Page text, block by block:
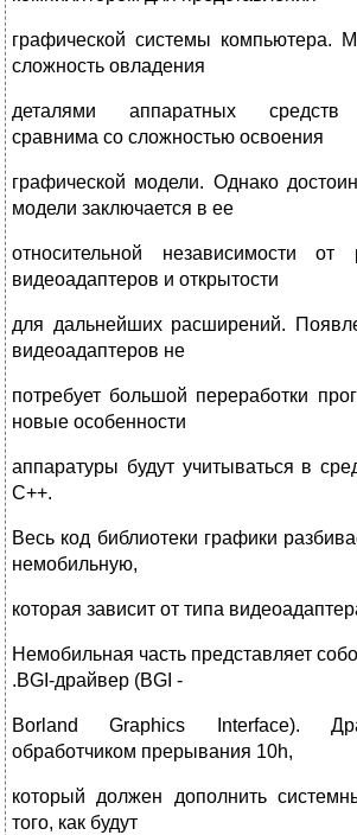
графической системы компьютера.
сложность овладения
деталями аппаратных средств
сравнима со сложностью освоения
графической модели. Однако
модели заключается в ее
относительной независимости от
видеоадаптеров и открытости
для дальнейших расширений.
видеоадаптеров не
потребует большой переработки
новые особенности
аппаратуры будут учитываться в
С++.
Весь код библиотеки графики
немобильную,
которая зависит от типа
Немобильная часть представляет
.BGI-драйвер (BGI -
Borland Graphics Interface).
обработчиком прерывания 10h,
который должен дополнить
того, как будут